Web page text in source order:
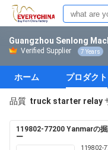
Guangzhou Senlong
Verified Supplier 7 Years
ホーム プロダクト
品質 truck starter relay
119802-77200 Yanmarの
ー
119802-